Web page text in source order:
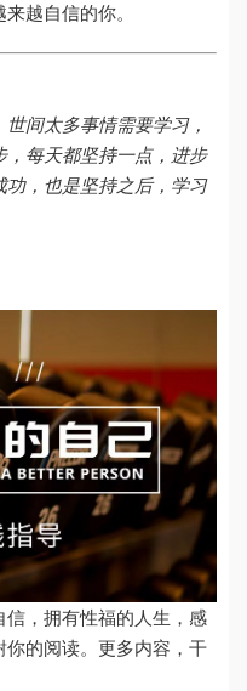
越自信的你。
间太多事情需要学习，
每天都坚持一点，进步
，也是坚持之后，学习
，拥有性福的人生，感
的阅读。更多内容，干